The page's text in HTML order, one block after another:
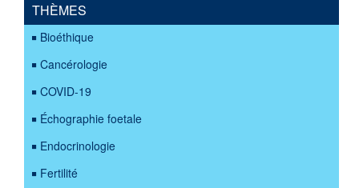
THÈMES
Bioéthique
Cancérologie
COVID-19
Échographie foetale
Endocrinologie
Fertilité